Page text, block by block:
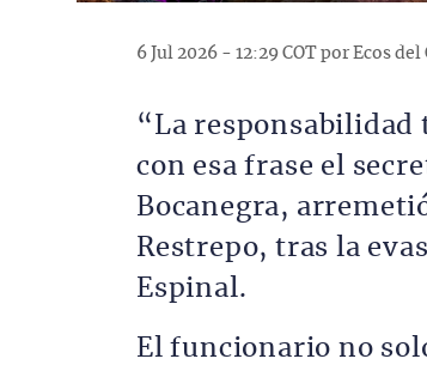
6 Jul 2026 - 12:29 COT por Ecos
“La responsabilidad
con esa frase el
Bocanegra,
Restrepo, tras la
Espinal.
El funcionario no